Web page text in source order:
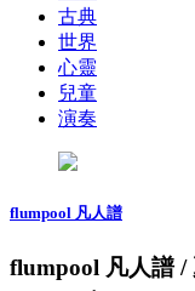
古典
世界
心靈
兒童
演奏
flumpool 凡人譜
flumpool 凡人譜 /